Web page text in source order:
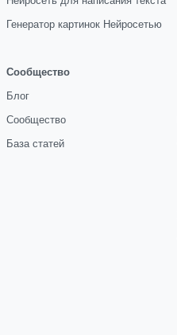
Генератор картинок Нейросетью
Сообщество
Блог
Сообщество
База статей